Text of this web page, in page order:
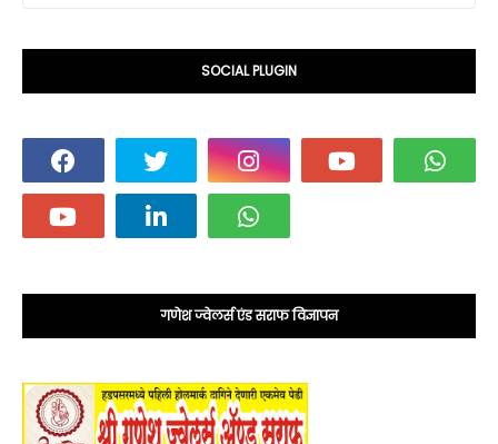
SOCIAL PLUGIN
गणेश ज्वेलर्स एंड सराफ विज्ञापन